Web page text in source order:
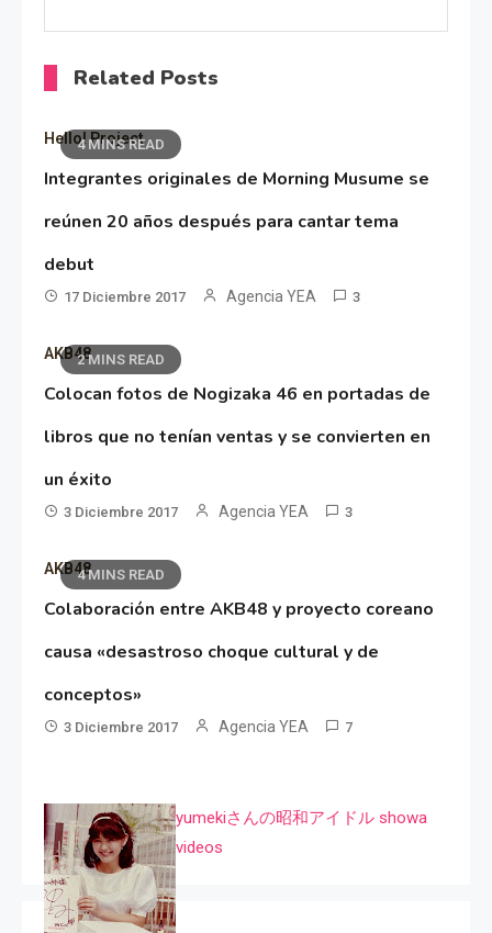
Related Posts
4 MINS READ
Hello! Project
Integrantes originales de Morning Musume se
reúnen 20 años después para cantar tema
debut
17 Diciembre 2017 Agencia YEA 3
2 MINS READ
AKB48
Colocan fotos de Nogizaka 46 en portadas de
libros que no tenían ventas y se convierten en
un éxito
3 Diciembre 2017 Agencia YEA 3
4 MINS READ
AKB48
Colaboración entre AKB48 y proyecto coreano
causa «desastroso choque cultural y de
conceptos»
3 Diciembre 2017 Agencia YEA 7
yumekiさんの昭和アイドル showa
videos